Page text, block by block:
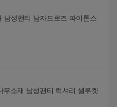
남성팬티 남자드로즈 파이톤스
무소재 남성팬티 럭셔리 셀루켓